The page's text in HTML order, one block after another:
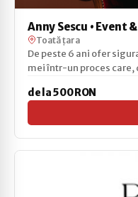
Anny Sescu • Event
Toată țara
De peste 6 ani ofer
mei într-un proces care,
de la 500 RON